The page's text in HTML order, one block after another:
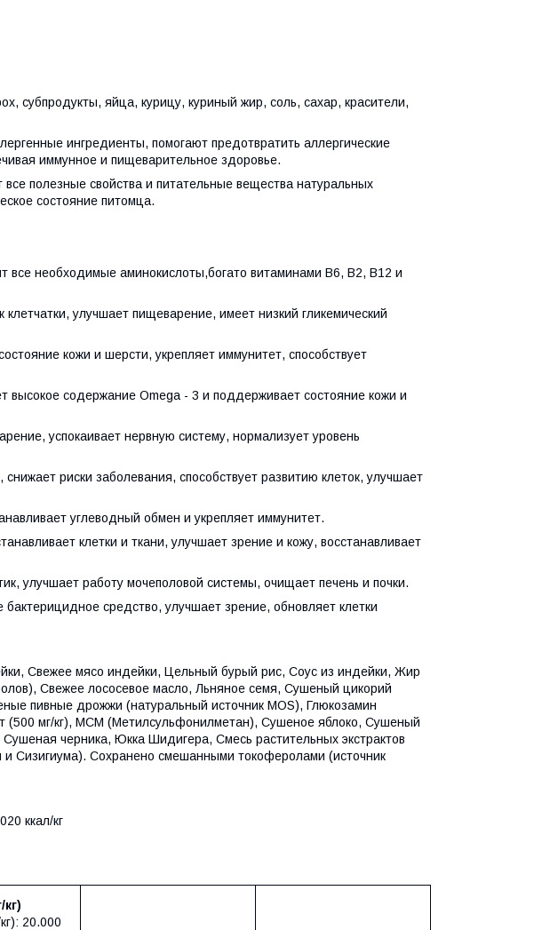
субпродукты, яйца, курицу, куриный жир, соль, сахар, красители,
ингредиенты, помогают предотвратить аллергические
иммунное и пищеварительное здоровье.
полезные свойства и питательные вещества натуральных
состояние питомца.
все необходимые аминокислоты,богато витаминами В6, В2, В12 и
клетчатки, улучшает пищеварение, имеет низкий гликемический
кожи и шерсти, укрепляет иммунитет, способствует
высокое содержание Omega - 3 и поддерживает состояние кожи и
успокаивает нервную систему, нормализует уровень
риски заболевания, способствует развитию клеток, улучшает
углеводный обмен и укрепляет иммунитет.
клетки и ткани, улучшает зрение и кожу, восстанавливает
улучшает работу мочеполовой системы, очищает печень и почки.
средство, улучшает зрение, обновляет клетки
Свежее мясо индейки, Цельный бурый рис, Соус из индейки, Жир
Свежее лососевое масло, Льняное семя, Сушеный цикорий
пивные дрожжи (натуральный источник MOS), Глюкозамин
(500 мг/кг), МСМ (Метилсульфонилметан), Cушеное яблоко, Cушеный
черника, Юкка Шидигера, Смесь растительных экстрактов
Сизигиума). Сохранено смешанными токоферолами (источник
ккал/кг
20.000